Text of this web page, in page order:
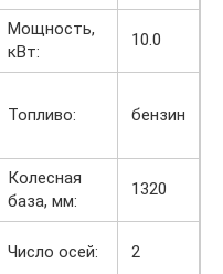
Мощность,
кВт:
10.0
Топливо: бензин
Колесная
база, мм:
1320
Число осей: 2